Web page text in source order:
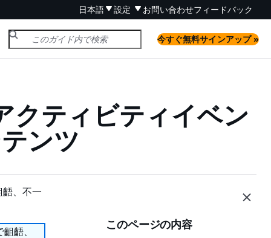
日本語 設定 お問い合わせフィードバック
今すぐ無料サインアップ »
クティビティイベン
ンツ
、不一
齬、
このページの内容